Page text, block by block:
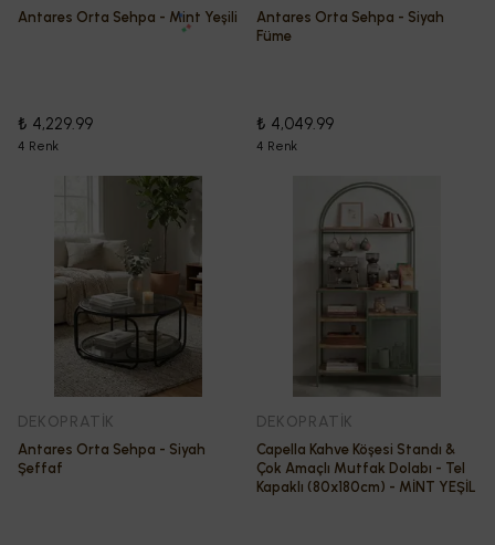
Antares Orta Sehpa - Mint Yeşili
₺ 4,229.99
4 Renk
Antares Orta Sehpa - Siyah
Füme
₺ 4,049.99
4 Renk
DEKOPRATİK
Antares Orta Sehpa - Siyah
Şeffaf
DEKOPRATİK
Capella Kahve Köşesi Standı &
Çok Amaçlı Mutfak Dolabı - Tel
Kapaklı (80x180cm) - MİNT YEŞİL